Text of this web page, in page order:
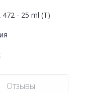
472 - 25 ml (T)
Отзывы